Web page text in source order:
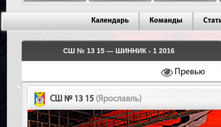
Календарь Команды
СШ № 13 15 — ШИННИК - 1 2016
Превью
СШ № 13 15 (Ярославль)